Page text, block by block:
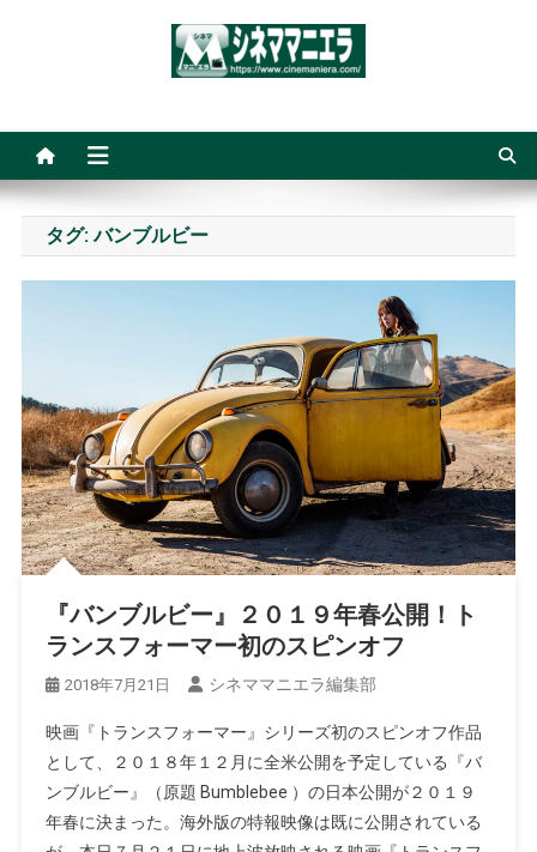
タグ:バンブルビー
『バンブルビー』２０１９年春公開！ト
ランスフォーマー初のスピンオフ
2018年7月21日 シネママニエラ編集部
映画『トランスフォーマー』シリーズ初のスピンオフ作品
として、２０１８年１２月に全米公開を予定している『バ
ンブルビー』（原題 Bumblebee ）の日本公開が２０１９
年春に決まった。海外版の特報映像は既に公開されている